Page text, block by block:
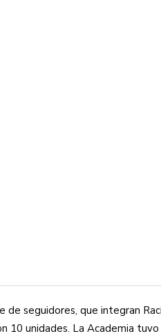
seguidores, que integran
10 unidades. La Academia